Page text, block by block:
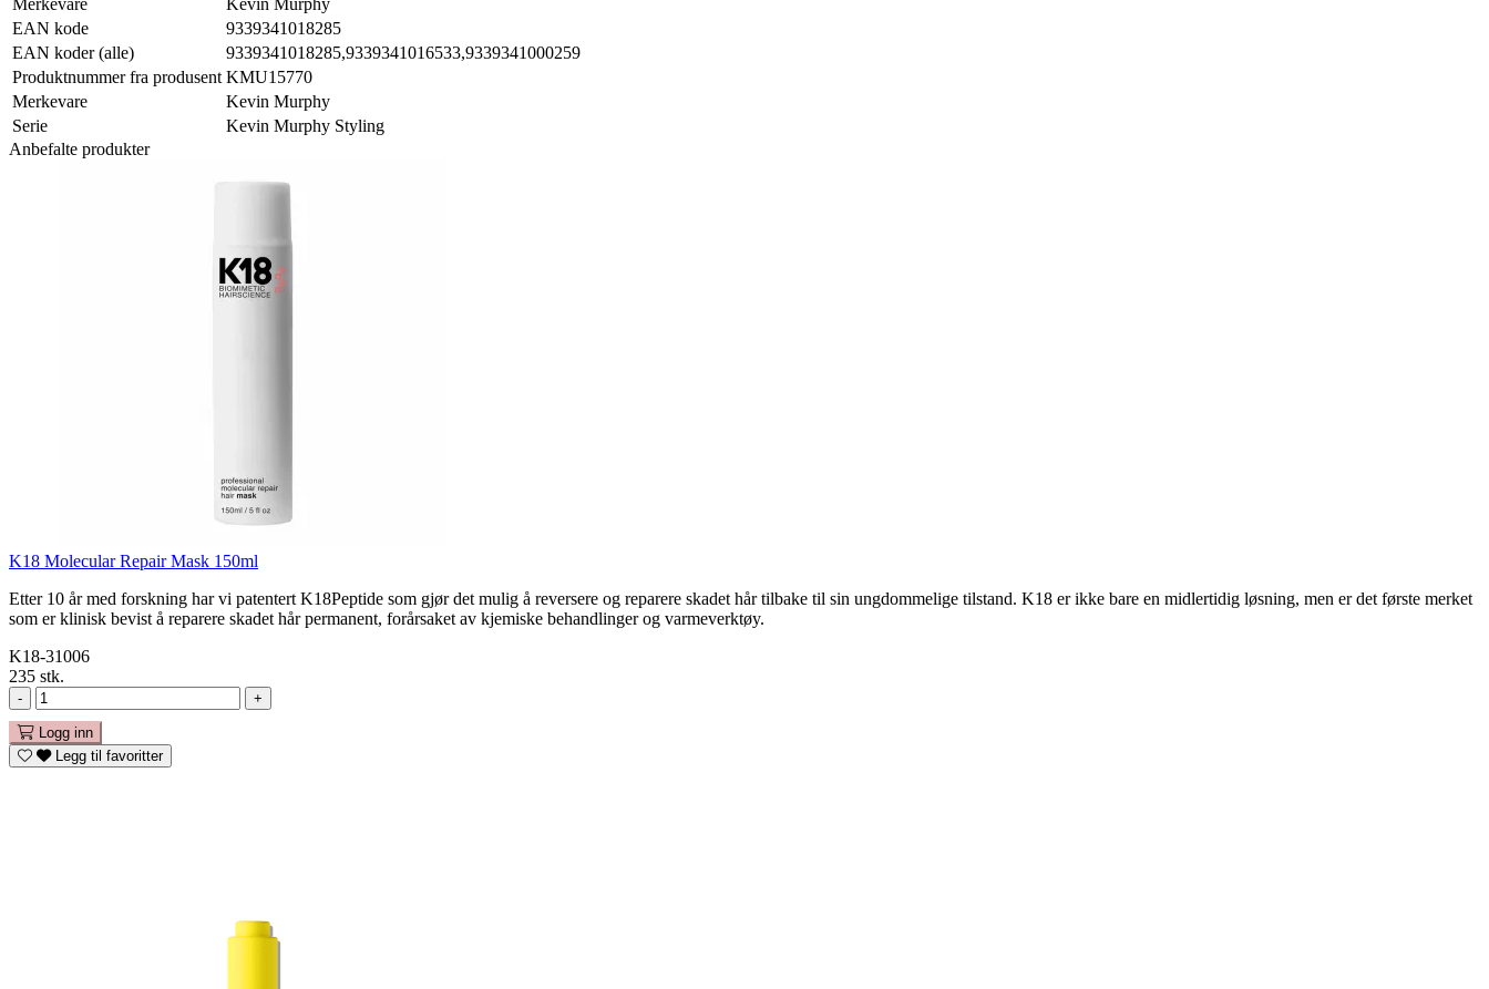
EAN kode
9339341018285
EAN koder (alle)
9339341018285,9339341016533,9339341000259
Produktnummer fra produsent KMU15770
Merkevare
Kevin Murphy
Serie
Kevin Murphy Styling
Anbefalte produkter
K18 Molecular Repair Mask 150ml
Etter 10 år med forskning har vi patentert K18Peptide som gjør det mulig å reversere og reparere skadet hår tilbake til sin ungdommelige tilstand. K18 er ikke bare en midlertidig løsning, men er det første merket
som er klinisk bevist å reparere skadet hår permanent, forårsaket av kjemiske behandlinger og varmeverktøy.
K18-31006
235 stk.
- +
Logg inn
Legg til favoritter